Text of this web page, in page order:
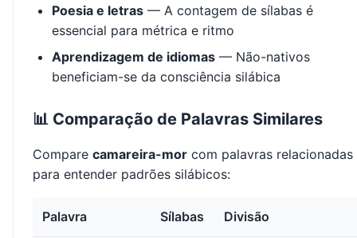
Poesia e letras — A contagem de sílabas é
essencial para métrica e ritmo
Aprendizagem de idiomas — Não-nativos
beneficiam-se da consciência silábica
📊 Comparação de Palavras Similares
Compare camareira-mor com palavras relacionadas
para entender padrões silábicos:
Palavra Sílabas Divisão